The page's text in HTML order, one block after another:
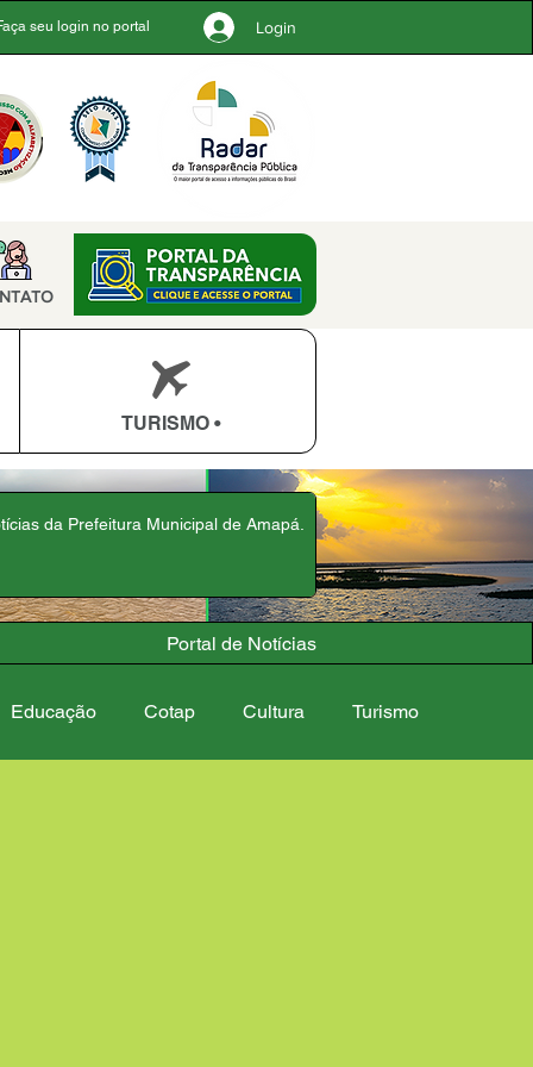
seu login no portal Login
TURISMO •
da Prefeitura Municipal de Amapá.
Portal de Notícias
Educação Cotap Cultura Turismo